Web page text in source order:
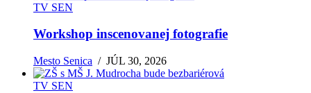
TV SEN
Workshop inscenovanej fotografie
Mesto Senica /JÚL 30, 2026
TV SEN